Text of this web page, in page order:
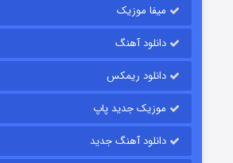
قسمت
میفا موزیک
دانلود آهنگ
دانلود ریمکس
موزیک جدید پاپ
دانلود آهنگ جدید